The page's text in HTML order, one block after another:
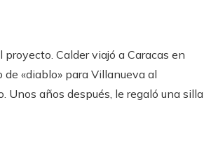
Calder viajó a Caracas en
«diablo» para Villanueva al
Unos años después, le regaló una silla